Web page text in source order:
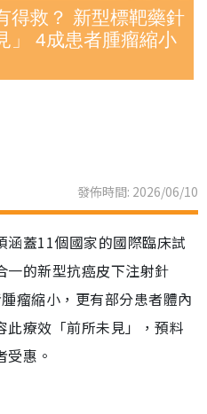
得救？ 新型標靶藥針
」 4成患者腫瘤縮小
發佈時間: 2026/06/10
涵蓋11個國家的國際臨床試
一的新型抗癌皮下注射針
瘤縮小，更有部分患者體內
此療效「前所未見」，預料
惠。